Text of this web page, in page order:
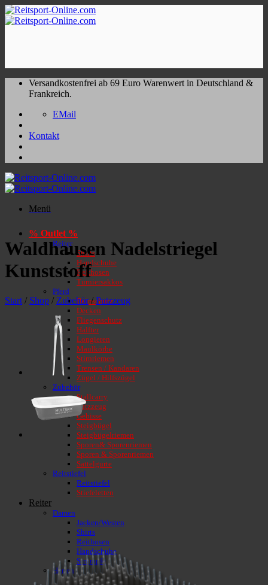
Zum
Inhalt
Versandkostenfrei ab 69 Euro Warenwert in Deutschland &
Frankreich.
EMail
Kontakt
Menü
% Outlet %
Reiter
Shirts
Handschuhe
Reithosen
Turniersakkos
Pferd
Beinschutz
Decken
Fliegenschutz
Halfter
Longieren
Maulkörbe
Stirnriemen
Trensen / Kandaren
Zügel / Hilfszügel
Zubehör
Stallcarry
Putzzeug
Gebisse
Steigbügel
Steigbügelriemen
Sporen& Sporenriemen
Sporen & Sporenriemen
Sattelgurte
Reitstiefel
Reitstiefel
Stiefeletten
Reiter
Damen
Jacken/Westen
Shirts
Reithosen
Handschuhe
Strümpfe
Herren
Reithosen
Waldhausen Nadelstriegel
Kunststoff
Start / Shop / Zubehör / Putzzeug